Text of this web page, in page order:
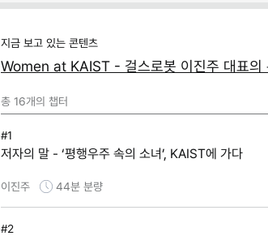
지금 보고 있는 콘텐츠
Women at KAIST - 걸스로봇 이진주 대표의
총 16개의 챕터
#1
저자의 말 - ‘평행우주 속의 소녀’, KAIST에 가다
이진주 44분 분량
#2